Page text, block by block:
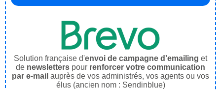
Solution française d'envoi de campagne d'emailing et
de newsletters pour renforcer votre communication
par e-mail auprès de vos administrés, vos agents ou vos
élus (ancien nom : Sendinblue)